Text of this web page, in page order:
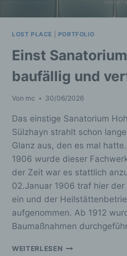
LOST PLACE PORTFOLIO
Einst
baufällig und
Von mc 30/06/2026
Das einstige Sanatorium
Sülzhayn strahlt schon
Glanz aus, den es mal
1906 wurde dieser
der Zeit war es stattlich
02.Januar 1906 traf hier
ein und der
aufgenommen. Ab 1912
Baumaßnahmen
WEITERLESEN EINST